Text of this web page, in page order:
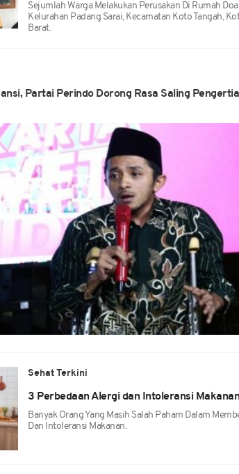
Sejumlah Warga Melakukan Perusakan Di Rumah
Kelurahan Padang Sarai, Kecamatan Koto Tangah,
Barat.
Partai Perindo Dorong Rasa Saling
Sehat Terkini
3 Perbedaan Alergi dan Intoleransi
Banyak Orang Yang Masih Salah Paham Dalam
Dan Intoleransi Makanan.